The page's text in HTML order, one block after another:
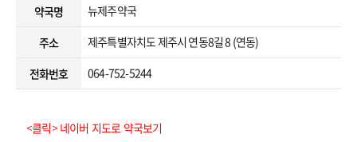
약국명
뉴제주약국
주소
제주특별자치도 제주시 연동8길 8 (연동)
전화번호
064-752-5244
<클릭> 네이버 지도로 약국보기